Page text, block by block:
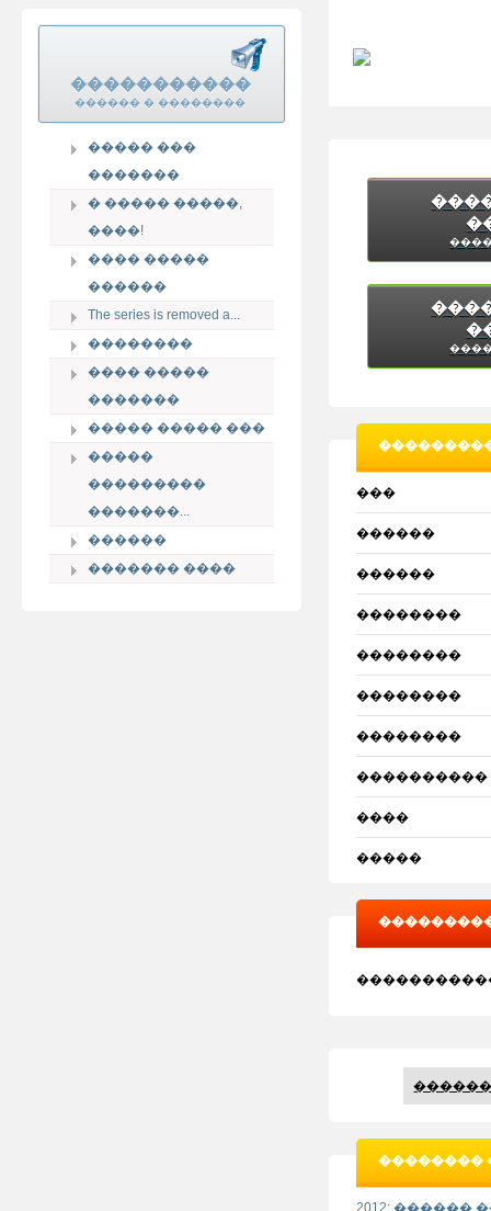
�����������
������ � ��������
����� ���
�������
� ����� �����,
����!
���� �����
������
The series is removed a...
��������
���� �����
�������
����� ����� ���
�����
���������
�������...
������
������� ����
���
������
������
��������
��������
��������
��������
����������
����
�����
��������
2012: ������